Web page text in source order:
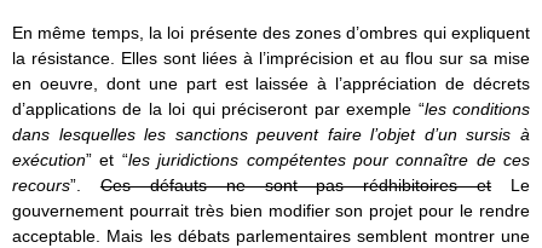
En même temps, la loi présente des zones d’ombres qui expliquent
la résistance. Elles sont liées à l’imprécision et au flou sur sa mise
en oeuvre, dont une part est laissée à l’appréciation de décrets
d’applications de la loi qui préciseront par exemple “les conditions
dans lesquelles les sanctions peuvent faire l’objet d’un sursis à
exécution” et “les juridictions compétentes pour connaître de ces
recours”.Ces défauts ne sont pas rédhibitoires etLe
gouvernement pourrait très bien modifier son projet pour le rendre
acceptable. Mais les débats parlementaires semblent montrer une